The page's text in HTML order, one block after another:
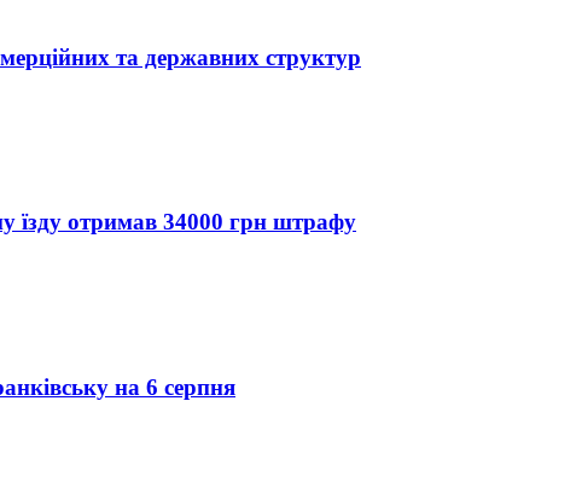
та державних структур
їзду отримав 34000 грн штрафу
на 6 серпня